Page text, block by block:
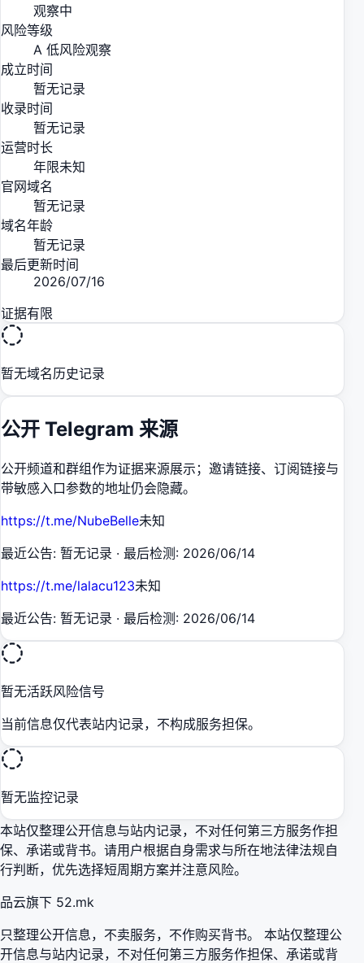
观察中
风险等级
A 低风险观察
成立时间
暂无记录
收录时间
暂无记录
运营时长
年限未知
官网域名
暂无记录
域名年龄
暂无记录
最后更新时间
2026/07/16
证据有限
暂无域名历史记录
公开 Telegram 来源
公开频道和群组作为证据来源展示；邀请链接、订阅链接与
带敏感入口参数的地址仍会隐藏。
https://t.me/NubeBelle未知
最近公告: 暂无记录 · 最后检测: 2026/06/14
https://t.me/lalacu123未知
最近公告: 暂无记录 · 最后检测: 2026/06/14
暂无活跃风险信号
当前信息仅代表站内记录，不构成服务担保。
暂无监控记录
本站仅整理公开信息与站内记录，不对任何第三方服务作担
保、承诺或背书。请用户根据自身需求与所在地法律法规自
行判断，优先选择短周期方案并注意风险。
品云旗下 52.mk
只整理公开信息，不卖服务，不作购买背书。 本站仅整理公
开信息与站内记录，不对任何第三方服务作担保、承诺或背